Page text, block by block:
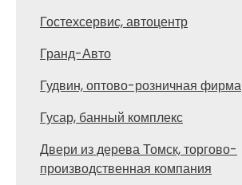
Гостехсервис, автоцентр
Гранд-Авто
Гудвин, оптово-розничная фирма
Гусар, банный комплекс
Двери из дерева Томск, торгово-
производственная компания